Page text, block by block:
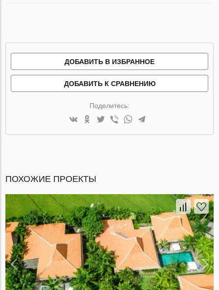
ДОБАВИТЬ В ИЗБРАННОЕ
ДОБАВИТЬ К СРАВНЕНИЮ
Поделитесь:
ПОХОЖИЕ ПРОЕКТЫ